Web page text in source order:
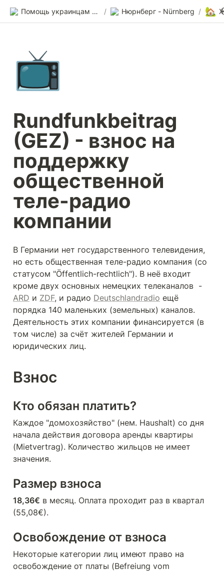
Помощь украинцам в Германии / Нюрнберг - Nürnberg / 🏡
📺
Rundfunkbeitrag
(GEZ) - взнос на
поддержку
общественной
теле-радио
компании
В Германии нет государственного телевидения,
но есть общественная теле-радио компания (со
статусом "Öffentlich-rechtlich"). В неё входит
ARD и ZDF, и радио Deutschlandradio ещё
порядка 140 маленьких (земельных) каналов.
Деятельность этих компании финансируется (в
том числе) за счёт жителей Германии и
юридических лиц.
Взнос
Кто обязан платить?
Каждое "домохозяйство" (нем. Haushalt) со дня
начала действия договора аренды квартиры
(Mietvertrag). Количество жильцов не имеет
значения.
Размер взноса
18,36€ в месяц. Оплата проходит раз в квартал
(55,08€).
Освобождение от взноса
Некоторые категории лиц имеют право на
освобождение от платы (Befreiung vom